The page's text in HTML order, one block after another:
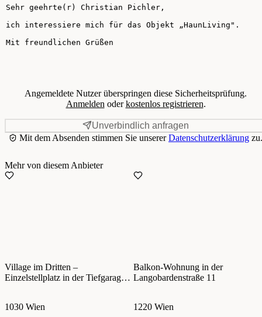
Ihre Nachricht
Angemeldete Nutzer überspringen diese Sicherheitsprüfung.
Anmelden oderkostenlos registrieren.
Unverbindlich anfragen
Mit dem Absenden stimmen Sie unsererDatenschutzerklärung zu.
Mehr von diesem Anbieter
Village im Dritten –
Einzelstellplatz in der Tiefgarage –
1030 Wien
Balkon-Wohnung in der
Langobardenstraße 11
1220 Wien